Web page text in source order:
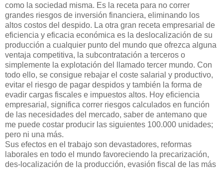
como la sociedad misma. Es la receta para no correr
grandes riesgos de inversión financiera, eliminando los
altos costos del despido. La otra gran receta empresarial de
eficiencia y eficacia económica es la deslocalización de su
producción a cualquier punto del mundo que ofrezca alguna
ventaja competitiva, la subcontratación a terceros o
simplemente la explotación del llamado tercer mundo. Con
todo ello, se consigue rebajar el coste salarial y productivo,
evitar el riesgo de pagar despidos y también la forma de
evadir cargas fiscales e impuestos altos. Hoy eficiencia
empresarial, significa correr riesgos calculados en función
de las necesidades del mercado, saber de antemano que
me puede costar producir las siguientes 100.000 unidades;
pero ni una más.
Sus efectos en el trabajo son devastadores, reformas
laborales en todo el mundo favoreciendo la precarización,
des-localización de la producción, evasión fiscal de las más